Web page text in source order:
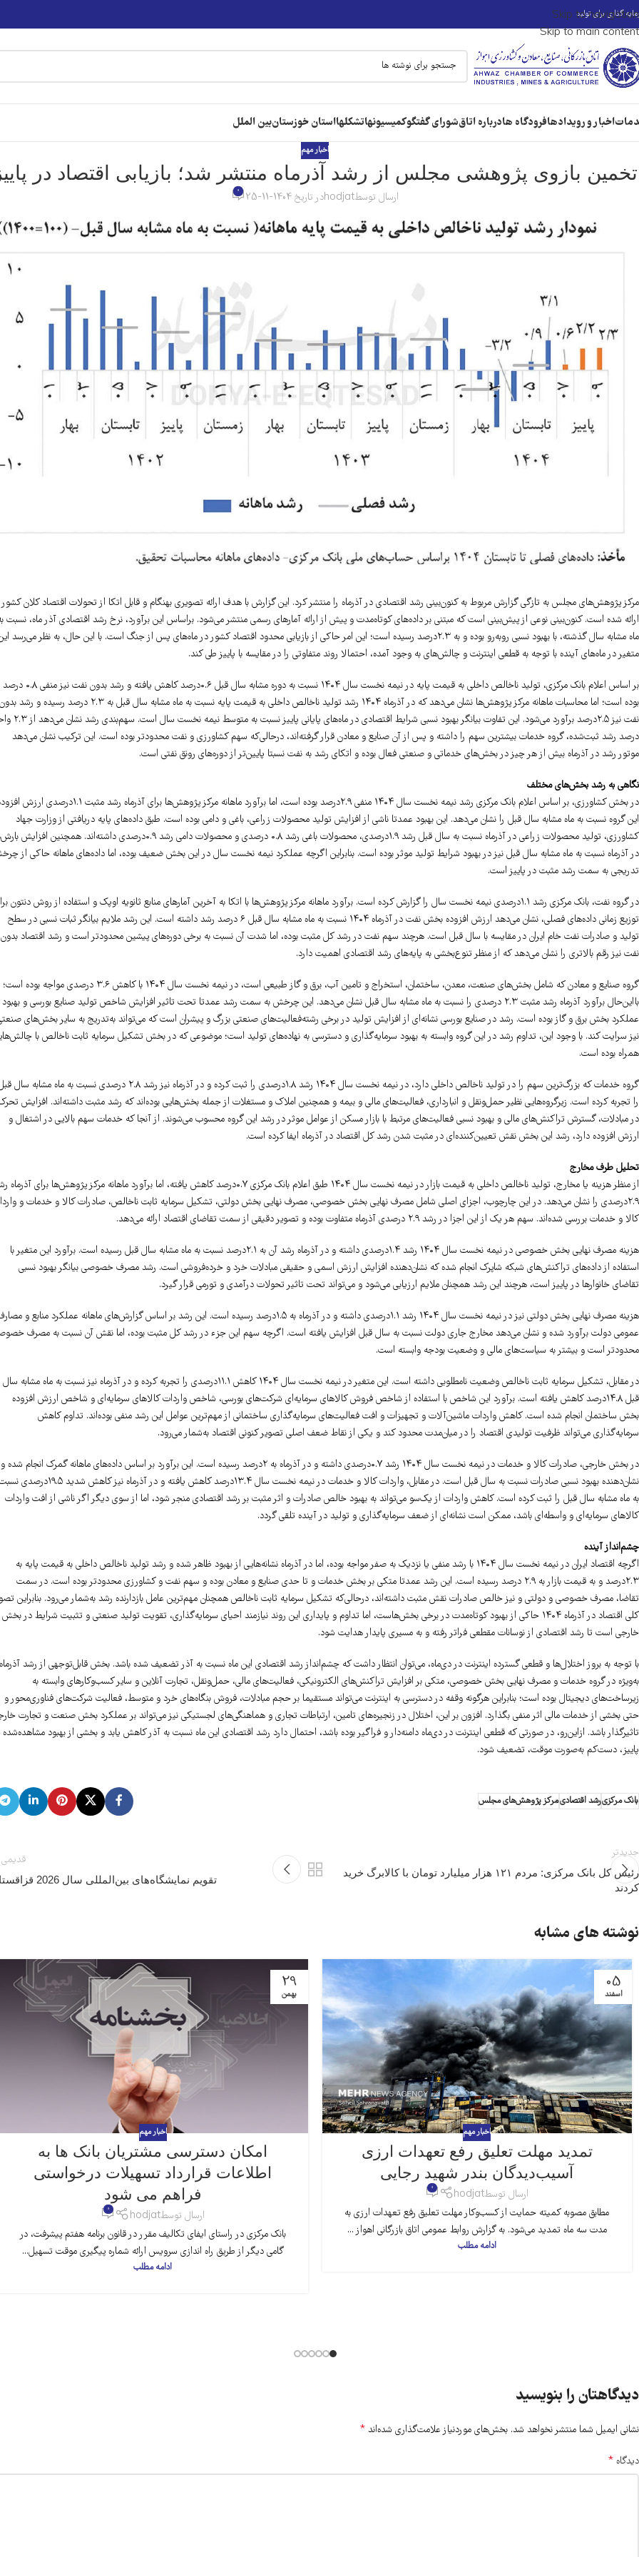
Skip to navigation
Skip to main content
گذاری برای تولید
اخبار و رویدادهافرودگاه هادرباره اتاقشورای گفتگوکمیسیونهاتشکلهااستان خوزستانبین الملل
اخبار مهم
تخمین بازوی پژوهشی مجلس از رشد آذرماه منتشر شد؛ بازیابی اقتصاد در
ارسال توسطhodjatدر تاریخ 1404-11-25 0
مرکز پژوهش‌های مجلس به تازگی گزارش مربوط به کنون‌بینی رشد اقتصادی در آذرماه را منتشر کرد. این گزارش با هدف ارائه تصویری بهنگام و قابل اتکا از تحولات اقتصاد کلان کشور
ارائه شده است. کنون‌بینی نوعی از پیش‌بینی است که مبتنی بر داده‌های کوتاه‌مدت و پیش از ارائه آمارهای رسمی منتشر می‌شود. براساس این برآورد، نرخ رشد اقتصادی آذر ماه، نسبت
ماه مشابه سال گذشته، با بهبود نسبی روبه‌رو بوده و به ۲.۳درصد رسیده است؛ این امر حاکی از بازیابی محدود اقتصاد کشور در ماه‌های پس از جنگ است. با این حال، به نظر می‌رسد
متغیر در ماه‌های آینده با توجه به قطعی اینترنت و چالش‌های به وجود آمده، احتمالا روند متفاوتی را در مقایسه با پاییز طی کند.
بر اساس اعلام بانک مرکزی، تولید ناخالص داخلی به قیمت پایه در نیمه نخست سال ۱۴۰۴ نسبت به دوره مشابه سال قبل ۰.۶درصد کاهش یافته و رشد بدون نفت نیز منفی ۰.۸ درصد
بوده است؛ اما محاسبات ماهانه مرکز پژوهش‌ها نشان می‌دهد که در آذرماه ۱۴۰۴ رشد تولید ناخالص داخلی به قیمت پایه نسبت به ماه مشابه سال قبل به ۲.۳ درصد رسیده و رشد بدون
نفت نیز ۲.۵درصد برآورد می‌شود. این تفاوت بیانگر بهبود نسبی شرایط اقتصادی در
درصد رشد ثبت‌شده، گروه خدمات بیشترین سهم را داشته و پس از آن صنایع و معادن قرار گرفته‌اند، درحالی‌که سهم کشاورزی و نفت محدودتر بوده است. این ترکیب نشان می‌دهد
موتور رشد در آذرماه بیش از هر چیز در بخش‌های خدماتی و صنعتی فعال بوده و اتکای رشد به نفت نسبتا پایین‌تر از دوره‌های رونق نفتی است.
نگاهی به رشد بخش‌های مختلف
در بخش کشاورزی، بر اساس اعلام بانک مرکزی رشد نیمه نخست سال ۱۴۰۴ منفی ۲.۹درصد بوده است، اما برآورد ماهانه مرکز پژوهش‌ها برای آذرماه رشد مثبت ۱.۱درصدی
این گروه نسبت به ماه مشابه سال قبل را نشان می‌دهد. این بهبود عمدتا ناشی از افزایش تولید محصولات زراعی، باغی و دامی بوده است. طبق داده‌های پایه دریافتی از وزارت جهاد
کشاورزی، تولید محصولات زراعی در آذرماه نسبت به سال قبل رشد ۱.۹درصدی، محصولات باغی رشد ۰.۸ درصدی و محصولات دامی رشد ۰.۹درصدی داشته‌اند. همچنین
در آذرماه نسبت به ماه مشابه سال قبل نیز در بهبود شرایط تولید موثر بوده است. بنابراین اگرچه عملکرد نیمه نخست سال در این بخش ضعیف بوده، اما داده‌های ماهانه حاکی از
تدریجی به سمت رشد مثبت در پاییز است.
در گروه نفت، بانک مرکزی رشد ۱.۱درصدی نیمه نخست سال را گزارش کرده است. برآورد ماهانه مرکز پژوهش‌ها با اتکا به آخرین آمارهای منابع ثانویه اوپک و استفاده از روش دنتون
توزیع زمانی داده‌های فصلی، نشان می‌دهد ارزش افزوده بخش نفت در آذرماه ۱۴۰۴ نسبت به ماه مشابه سال قبل ۶ درصد رشد داشته است. این رشد ملایم بیانگر ثبات نسبی در سطح
تولید و صادرات نفت خام ایران در مقایسه با سال قبل است. هرچند سهم نفت در رشد کل مثبت بوده، اما شدت آن نسبت به برخی دوره‌های پیشین محدودتر است و رشد اقتصاد بدون
نفت نیز رقم بالاتری را نشان می‌دهد که از منظر تنوع‌بخشی به پایه‌های رشد اقتصادی اهمیت دارد.
گروه صنایع و معادن که شامل بخش‌های صنعت، معدن، ساختمان، استخراج و تامین آب، برق و گاز طبیعی است، در نیمه نخست سال ۱۴۰۴ با کاهش ۳.۶ درصدی مواجه بوده است؛
بااین‌حال برآورد آذرماه رشد مثبت ۲.۳ درصدی را نسبت به ماه مشابه سال قبل نشان می‌دهد. این چرخش به سمت رشد عمدتا تحت تاثیر افزایش شاخص تولید صنایع بورسی و بهبود
عملکرد بخش برق و گاز بوده است. رشد در صنایع بورسی نشانه‌ای از افزایش تولید در برخی رشته‌فعالیت‌های صنعتی بزرگ و پیشران است که می‌تواند به‌تدریج به سایر بخش‌های
نیز سرایت کند. با وجود این، تداوم رشد در این گروه وابسته به بهبود سرمایه‌گذاری و دسترسی به نهاده‌های تولید است؛ موضوعی که در بخش تشکیل سرمایه ثابت ناخالص با
همراه بوده است.
گروه خدمات که بزرگ‌ترین سهم را در تولید ناخالص داخلی دارد، در نیمه نخست سال ۱۴۰۴ رشد ۱.۸درصدی را ثبت کرده و در آذرماه نیز رشد ۲.۸ درصدی نسبت به ماه مشابه
را تجربه کرده است. زیرگروه‌هایی نظیر حمل‌ونقل و انبارداری، فعالیت‌های مالی و بیمه و همچنین املاک و مستغلات از جمله بخش‌هایی بوده‌اند که رشد مثبت داشته‌اند. افزایش
در مبادلات، گسترش تراکنش‌های مالی و بهبود نسبی فعالیت‌های مرتبط با بازار مسکن از عوامل موثر در رشد این گروه محسوب می‌شوند. از آنجا که خدمات سهم بالایی در اشتغال و
ارزش افزوده دارد، رشد این بخش نقش تعیین‌کننده‌ای در مثبت شدن رشد کل اقتصاد در آذرماه ایفا کرده است.
تحلیل طرف مخارج
از منظر هزینه یا مخارج، تولید ناخالص داخلی به قیمت بازار در نیمه نخست سال ۱۴۰۴ طبق اعلام بانک مرکزی ۰.۷درصد کاهش یافته، اما برآورد ماهانه مرکز پژوهش‌ها برای
۲.۹درصدی را نشان می‌دهد. در این چارچوب، اجزای اصلی شامل مصرف نهایی بخش خصوصی، مصرف نهایی بخش دولتی، تشکیل سرمایه ثابت ناخالص، صادرات کالا و خدمات و
کالا و خدمات بررسی شده‌اند. سهم هر یک از این اجزا در رشد ۲.۹ درصدی آذرماه متفاوت بوده و تصویر دقیقی از سمت تقاضای اقتصاد ارائه می‌دهد.
هزینه مصرف نهایی بخش خصوصی در نیمه نخست سال ۱۴۰۴ رشد ۱.۴درصدی داشته و در آذرماه رشد آن به ۲.۱درصد نسبت به ماه مشابه سال قبل رسیده است. برآورد این متغیر با
استفاده از داده‌های تراکنش‌های شبکه شاپرک انجام شده که نشان‌دهنده افزایش ارزش اسمی و حقیقی مبادلات خرد و خرده‌فروشی است. رشد مصرف خصوصی بیانگر بهبود نسبی
تقاضای خانوارها در پاییز است، هرچند این رشد همچنان ملایم ارزیابی می‌شود و می‌تواند تحت تاثیر تحولات درآمدی و تورمی قرار گیرد.
هزینه مصرف نهایی بخش دولتی نیز در نیمه نخست سال ۱۴۰۴ رشد ۱.۱درصدی داشته و در آذرماه به ۱.۵درصد رسیده است. این رشد بر اساس گزارش‌های ماهانه عملکرد منابع و
عمومی دولت برآورد شده و نشان می‌دهد مخارج جاری دولت نسبت به سال قبل افزایش یافته است. اگرچه سهم این جزء در رشد کل مثبت بوده، اما نقش آن نسبت به مصرف
محدودتر است و بیشتر به سیاست‌های مالی و وضعیت بودجه وابسته است.
در مقابل، تشکیل سرمایه ثابت ناخالص وضعیت نامطلوبی داشته است. این متغیر در نیمه نخست سال ۱۴۰۴ کاهش ۱۱.۱درصدی را تجربه کرده و در آذرماه نیز نسبت به ماه مشابه سال
قبل ۱۴.۸درصد کاهش یافته است. برآورد این شاخص با استفاده از شاخص فروش کالاهای سرمایه‌ای شرکت‌های بورسی، شاخص واردات کالاهای سرمایه‌ای و شاخص ارزش افزوده
بخش ساختمان انجام شده است. کاهش واردات ماشین‌آلات و تجهیزات و افت فعالیت‌های سرمایه‌گذاری ساختمانی از مهم‌ترین عوامل این رشد منفی بوده‌اند. تداوم کاهش
سرمایه‌گذاری می‌تواند ظرفیت تولیدی اقتصاد را در میان‌مدت محدود کند و یکی از نقاط ضعف اصلی تصویر کنونی اقتصاد به‌شمار می‌رود.
در بخش خارجی، صادرات کالا و خدمات در نیمه نخست سال ۱۴۰۴ رشد ۰.۷درصدی داشته و در آذرماه به ۲درصد رسیده است. این برآورد بر اساس داده‌های ماهانه گمرک انجام شده و
نشان‌دهنده بهبود نسبی صادرات نسبت به سال قبل است. در مقابل، واردات کالا و خدمات در نیمه نخست سال ۱۳.۴درصد کاهش یافته و در آذرماه نیز کاهش شدید
به ماه مشابه سال قبل را ثبت کرده است. کاهش واردات از یک‌سو می‌تواند به بهبود خالص صادرات و اثر مثبت بر رشد اقتصادی منجر شود، اما از سوی دیگر اگر ناشی از افت واردات
کالاهای سرمایه‌ای و واسطه‌ای باشد، ممکن است نشانه‌ای از ضعف سرمایه‌گذاری و تولید در آینده تلقی گردد.
چشم‌انداز آینده
اگرچه اقتصاد ایران در نیمه نخست سال ۱۴۰۴ با رشد منفی یا نزدیک به صفر مواجه بوده، اما در آذرماه نشانه‌هایی از بهبود ظاهر شده و رشد تولید ناخالص داخلی به قیمت پایه به
۲.۳درصد و به قیمت بازار به ۲.۹ درصد رسیده است. این رشد عمدتا متکی بر بخش خدمات و تا حدی صنایع و معادن بوده و سهم نفت و کشاورزی محدودتر بوده است. در سمت
تقاضا، مصرف خصوصی و دولتی و نیز خالص صادرات نقش مثبت داشته‌اند، درحالی‌که تشکیل سرمایه ثابت ناخالص همچنان مهم‌ترین عامل بازدارنده رشد به‌شمار می‌رود. بنابراین
کلی اقتصاد در آذرماه ۱۴۰۴ حاکی از بهبود کوتاه‌مدت در برخی بخش‌هاست، اما تداوم و پایداری این روند نیازمند احیای سرمایه‌گذاری، تقویت تولید صنعتی و تثبیت شرایط در بخش
خارجی است تا رشد اقتصادی از نوسانات مقطعی فراتر رفته و به مسیری پایدار هدایت شود.
با توجه به بروز اختلال‌ها و قطعی گسترده اینترنت در دی‌ماه، می‌توان انتظار داشت که چشم‌انداز رشد اقتصادی این ماه نسبت به آذر تضعیف شده باشد. بخش قابل‌توجهی از رشد
به‌ویژه در گروه خدمات و مصرف نهایی بخش خصوصی، متکی بر افزایش تراکنش‌های الکترونیکی، فعالیت‌های مالی، حمل‌ونقل، تجارت آنلاین و سایر کسب‌وکارهای وابسته به
زیرساخت‌های دیجیتال بوده است؛ بنابراین هرگونه وقفه در دسترسی به اینترنت می‌تواند مستقیما بر حجم مبادلات، فروش بنگاه‌های خرد و متوسط، فعالیت شرکت‌های فناوری‌محور و
حتی بخشی از خدمات مالی اثر منفی بگذارد. افزون بر این، اختلال در زنجیره‌های تامین، ارتباطات تجاری و هماهنگی‌های لجستیکی نیز می‌تواند بر عملکرد بخش صنعت و تجارت
تاثیرگذار باشد. ازاین‌رو، در صورتی که قطعی اینترنت در دی‌ماه دامنه‌دار و فراگیر بوده باشد، احتمال دارد رشد اقتصادی این ماه نسبت به آذر کاهش یابد و بخشی از بهبود مشاهده‌شده
پاییز، دست‌کم به‌صورت موقت، تضعیف شود.
بانک مرکزیرشد اقتصادیمرکز پژوهش‌های مجلس
جدیدتر
رئیس کل بانک مرکزی: مردم ۱۲۱ هزار میلیارد تومان با کالابرگ خرید
کردند
قدیمی
تقویم نمایشگاه‌های بین‌المللی سال 2026 قزاقستان
نوشته های مشابه
05
اسفند
اخبار مهم
تمدید مهلت تعلیق رفع تعهدات ارزی
آسیب‌دیدگان بندر شهید رجایی
ارسال توسطhodjat
0
مطابق مصوبه کمیته حمایت از کسب‌وکار مهلت تعلیق رفع تعهدات ارزی به
مدت سه ماه تمدید می‌شود. به گزارش روابط عمومی اتاق بازرگانی اهواز ...
ادامه مطلب
29
بهمن
اخبار مهم
امکان دسترسی مشتریان بانک ها به
اطلاعات قرارداد تسهیلات درخواستی
فراهم می شود
ارسال توسطhodjat
0
بانک مرکزی در راستای ایفای تکالیف مقرر در قانون برنامه هفتم پیشرفت، در
گامی دیگر از طریق راه اندازی سرویس ارائه شماره پیگیری موقت تسهیل...
ادامه مطلب
دیدگاهتان را بنویسید
نشانی ایمیل شما منتشر نخواهد شد. بخش‌های موردنیاز علامت‌گذاری شده‌اند *
دیدگاه *